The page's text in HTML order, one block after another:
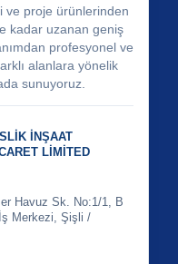
ve proje ürünlerinden
kadar uzanan geniş
profesyonel ve
alanlara yönelik
sunuyoruz.
İNŞAAT
LİMİTED
Havuz Sk. No:1/1, B
Merkezi, Şişli /